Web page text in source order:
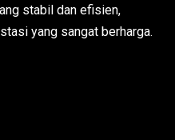
stabil dan efisien,
yang sangat berharga.